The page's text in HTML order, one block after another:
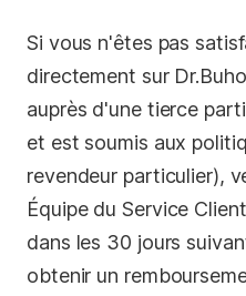
Si vous n'êtes pas
directement sur
auprès d'une tierce
et est soumis aux
revendeur particulier),
Équipe du Service
dans les 30 jours
obtenir un